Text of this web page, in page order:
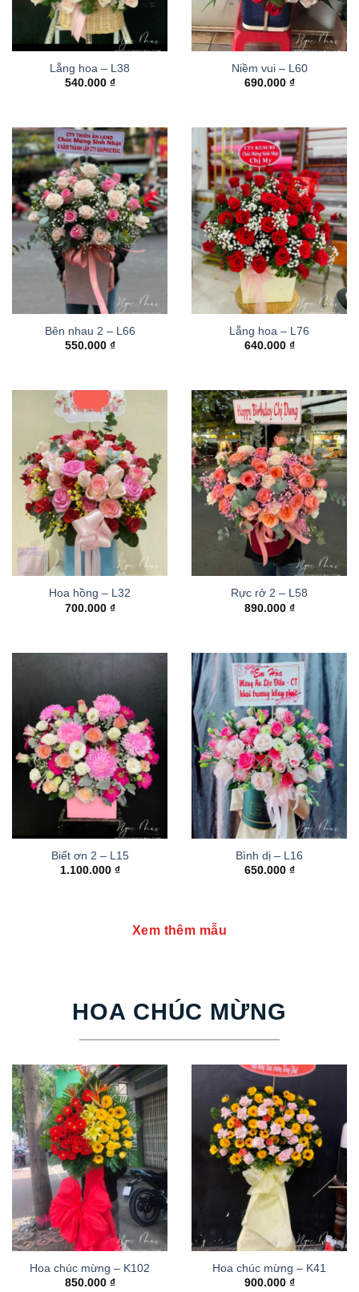
Lẵng hoa – L38
540.000 ₫
Niềm vui – L60
690.000 ₫
Bên nhau 2 – L66
550.000 ₫
Lẵng hoa – L76
640.000 ₫
Hoa hồng – L32
700.000 ₫
Rực rở 2 – L58
890.000 ₫
Biết ơn 2 – L15
1.100.000 ₫
Bình dị – L16
650.000 ₫
Xem thêm mẫu
HOA CHÚC MỪNG
Hoa chúc mừng – K102
850.000 ₫
Hoa chúc mừng – K41
900.000 ₫